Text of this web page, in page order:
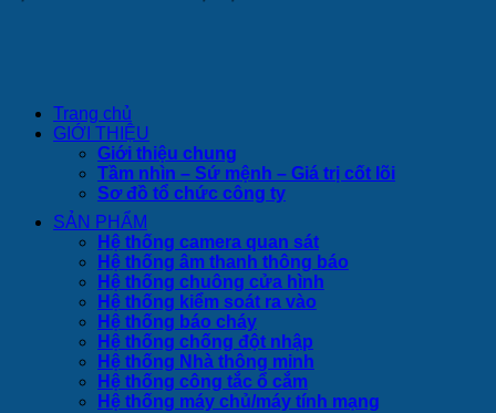
Trang chủ
GIỚI THIỆU
Giới thiệu chung
Tầm nhìn – Sứ mệnh – Giá trị cốt lõi
Sơ đồ tổ chức công ty
SẢN PHẨM
Hệ thống camera quan sát
Hệ thống âm thanh thông báo
Hệ thống chuông cửa hình
Hệ thống kiểm soát ra vào
Hệ thống báo cháy
Hệ thống chống đột nhập
Hệ thống Nhà thông minh
Hệ thống công tắc ổ cắm
Hệ thống máy chủ/máy tính mạng